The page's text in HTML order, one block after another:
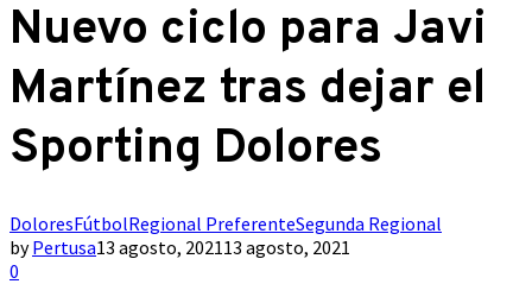
Nuevo ciclo para Javi
Martínez tras dejar el
Sporting Dolores
DoloresFútbolRegional PreferenteSegunda Regional
byPertusa13 agosto, 202113 agosto, 2021
0